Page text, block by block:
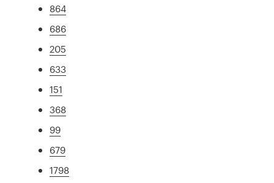
864
686
205
633
151
368
99
679
1798